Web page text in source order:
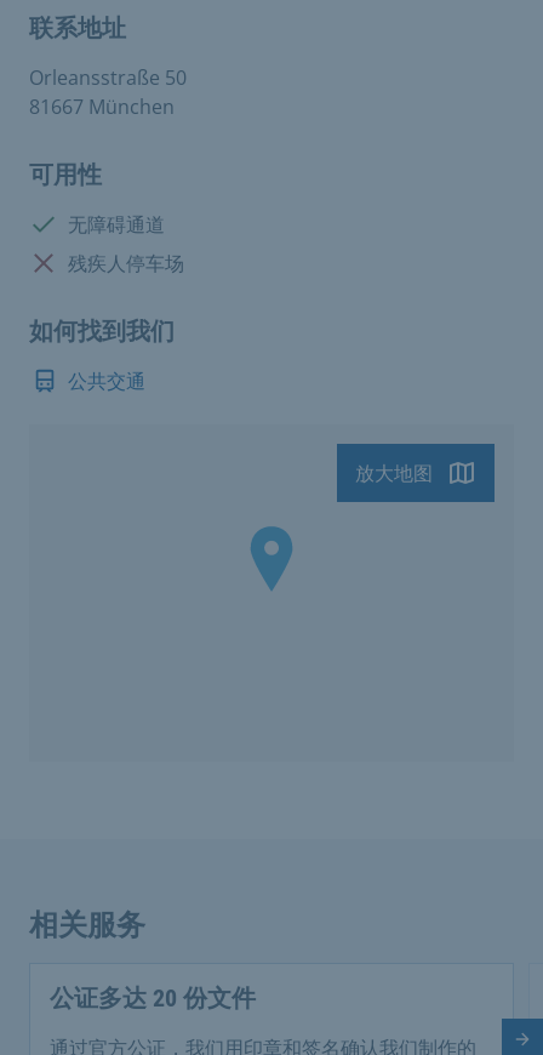
联系地址
Orleansstraße 50
81667 München
可用性
有:
无障碍通道
没有:残疾人停车场
如何找到我们
公共交通
放大地图
相关服务
公证多达 20 份文件
通过官方公证，我们用印章和签名确认我们制作的